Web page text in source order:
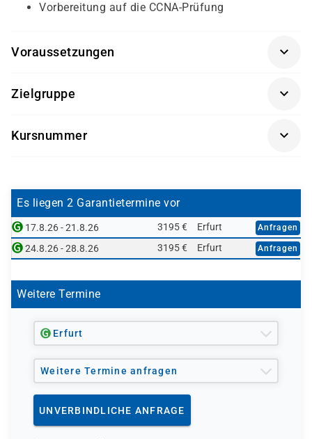
Vorbereitung auf die CCNA-Prüfung
Voraussetzungen
Grundkenntnisse in IT und Netzwerktechnik
Interesse an technischen Zusammenhängen
Eigener Laptop mit Internetzugang empfohlen
Zielgruppe
(z. B. Fachinformatiker für Systemintegration), die sich
Kursnummer
Es liegen 2 Garantietermine vor
17.8.26 - 21.8.26 3195 € Erfurt Anfragen
24.8.26 - 28.8.26 3195 € Erfurt Anfragen
Weitere Termine
Erfurt
Weitere Termine anfragen
UNVERBINDLICHE ANFRAGE